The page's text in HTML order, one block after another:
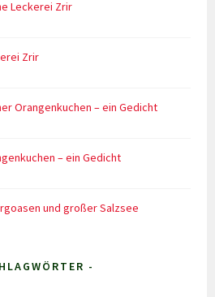
Leckerei Zrir
Zrir
Orangenkuchen – ein Gedicht
– ein Gedicht
und großer Salzsee
-